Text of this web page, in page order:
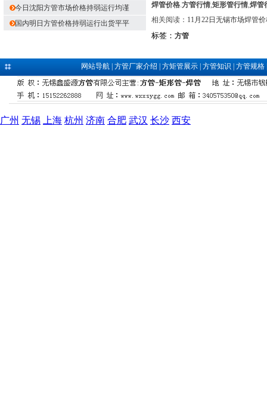
今日沈阳方管市场价格持弱运行均谨
国内明日方管价格持弱运行出货平平
焊管价格.方管行情,矩形管行情,焊管
相关阅读： 11月22日无锡市场焊管
标签： 方管
网站导航| 方管厂家介绍 方矩管展示| 方管知识 方管规格
广州 无锡 上海 杭州 济南 合肥 武汉 长沙 西安